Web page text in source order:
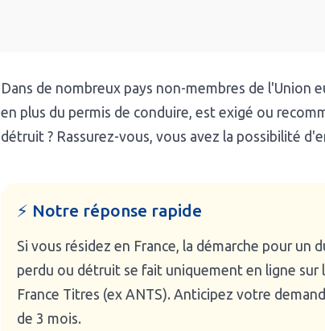
Dans de nombreux pays non-membres de l'Union
en plus du permis de conduire, est exigé ou
détruit ? Rassurez-vous, vous avez la possibilité
⚡ Notre réponse rapide
Si vous résidez en France, la démarche pour
perdu ou détruit se fait uniquement en ligne sur
France Titres (ex ANTS). Anticipez votre
de 3 mois.